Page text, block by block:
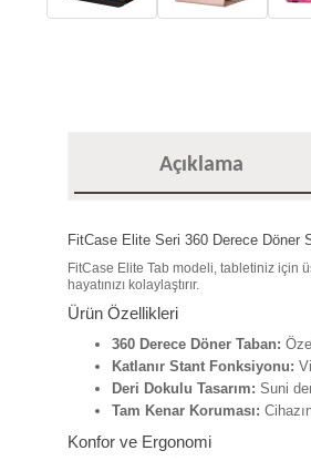
Açıklama
FitCase Elite Seri 360 Derece Döner
FitCase Elite Tab modeli, tabletiniz için
hayatınızı kolaylaştırır.
Ürün Özellikleri
360 Derece Döner Taban:
Katlanır Stant Fonksiyonu:
Deri Dokulu Tasarım: Suni
Tam Kenar Koruması:
Konfor ve Ergonomi